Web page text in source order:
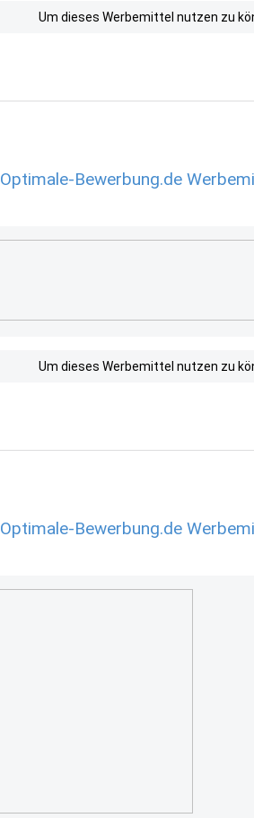
Um dieses Werbemittel nutzen zu
Optimale-Bewerbung.de
Um dieses Werbemittel nutzen zu
Optimale-Bewerbung.de